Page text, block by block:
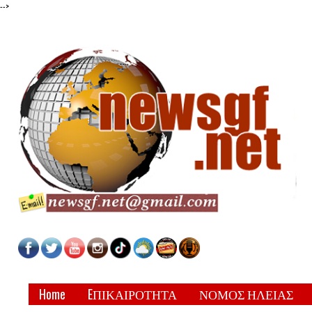
-->
Home EΠΙΚΑΙΡΟΤΗΤΑ ΝΟΜΟΣ ΗΛΕΙΑΣ